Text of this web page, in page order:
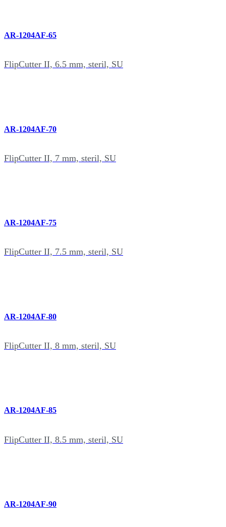
AR-1204AF-65
FlipCutter II, 6.5 mm, steril, SU
AR-1204AF-70
FlipCutter II, 7 mm, steril, SU
AR-1204AF-75
FlipCutter II, 7.5 mm, steril, SU
AR-1204AF-80
FlipCutter II, 8 mm, steril, SU
AR-1204AF-85
FlipCutter II, 8.5 mm, steril, SU
AR-1204AF-90